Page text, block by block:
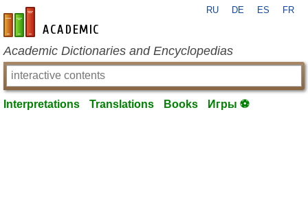
en-academic.com
RU DE ES FR
Academic Dictionaries and Encyclopedias
Interpretations Translations Books Игры ⚽